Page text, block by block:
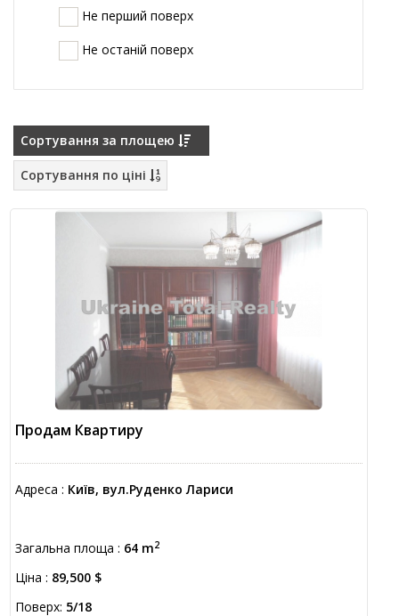
Не перший поверх
Не останій поверх
Сортування за площею
Сортування по ціні
Продам Квартиру
Адреса : Київ, вул.Руденко Лариси
Загальна площа : 64 m2
Ціна : 89,500 $
Поверх: 5/18